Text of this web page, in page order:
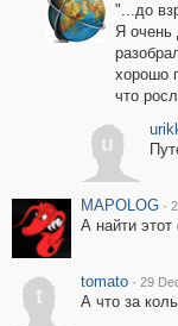
"...до
Я очень
хорошо
что
u
MAPOLOG ·
А найти
t
tomato · 29
А что за